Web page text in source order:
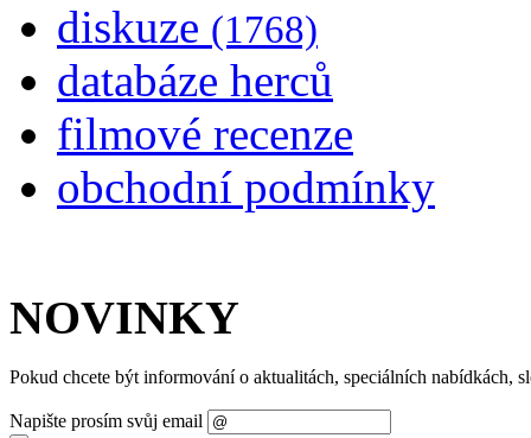
diskuze (1768)
databáze herců
filmové recenze
obchodní podmínky
NOVINKY
Pokud chcete být informování o aktualitách, speciálních nabídkách,
Napište prosím svůj email